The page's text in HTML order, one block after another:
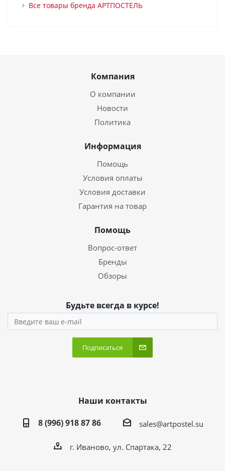
Все товары бренда АРТПОСТЕЛЬ
Компания
О компании
Новости
Политика
Информация
Помощь
Условия оплаты
Условия доставки
Гарантия на товар
Помощь
Вопрос-ответ
Бренды
Обзоры
Будьте всегда в курсе!
Подписаться
Наши контакты
8 (996) 918 87 86
sales@artpostel.su
г. Иваново, ул. Спартака, 22